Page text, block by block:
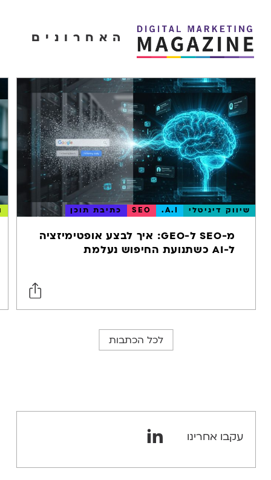
האחרונים
שיווק דיגיטלי A.I.
SEO כתיבת תוכן
מ-SEO ל-GEO: איך לבצע אופטימיזציה
ל-AI כשתנועת החיפוש נעלמת
לכל הכתבות
עקבו אחרינו